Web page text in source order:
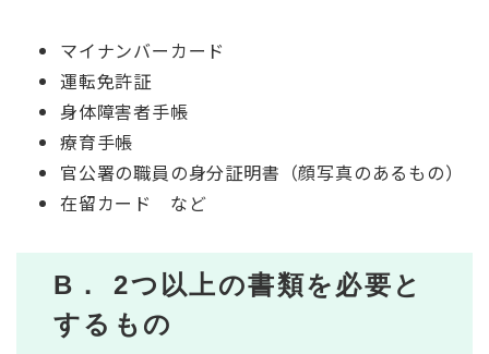
マイナンバーカード
運転免許証
身体障害者手帳
療育手帳
官公署の職員の身分証明書（顔写真のあるもの）
在留カード など
B． 2つ以上の書類を必要と
するもの